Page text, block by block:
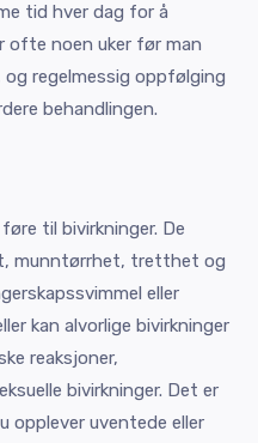
tid hver dag for å
ofte noen uker før man
regelmessig oppfølging
behandlingen.
til bivirkninger. De
munntørrhet, tretthet og
eller
kan alvorlige bivirkninger
reaksjoner,
bivirkninger. Det er
opplever uventede eller